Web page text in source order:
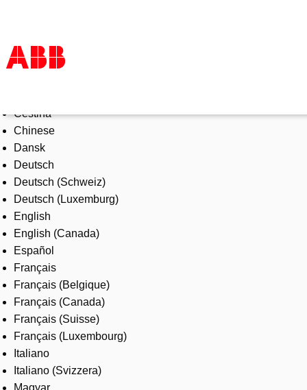
Products & Solutions
Industries
Services
About us
Where to buy
Contact us
Careers
Čeština
Chinese
Dansk
Deutsch
Deutsch (Schweiz)
Deutsch (Luxemburg)
English
English (Canada)
Español
Français
Français (Belgique)
Français (Canada)
Français (Suisse)
Français (Luxembourg)
Italiano
Italiano (Svizzera)
Magyar